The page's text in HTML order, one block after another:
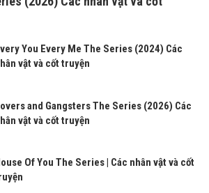
You Every Me The Series (2024) Các
vật và cốt truyện
and Gangsters The Series (2026) Các
vật và cốt truyện
Of You The Series | Các nhân vật và cốt